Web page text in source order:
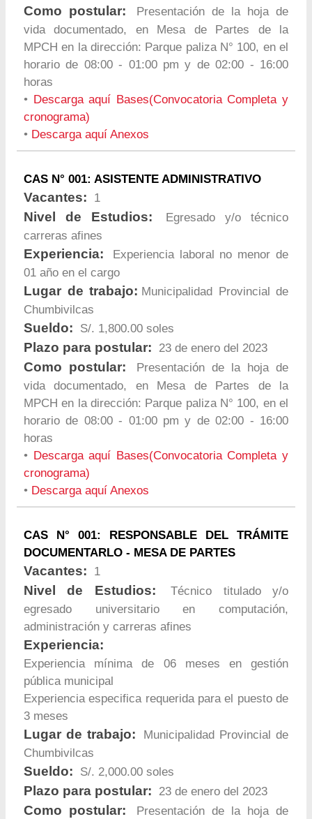
Como postular:
Presentación de la hoja de
vida documentado, en Mesa de Partes de la
MPCH en la dirección: Parque paliza N° 100, en el
horario de 08:00 - 01:00 pm y de 02:00 - 16:00
horas
•
Descarga aquí Bases(Convocatoria Completa y
cronograma)
• Descarga aquí Anexos
CAS N° 001: ASISTENTE ADMINISTRATIVO
Vacantes: 1
Nivel de Estudios:
Egresado y/o técnico
carreras afines
Experiencia:
Experiencia laboral no menor de
01 año en el cargo
Lugar de trabajo: Municipalidad Provincial de
Chumbivilcas
Sueldo: S/. 1,800.00 soles
Plazo para postular: 23 de enero del 2023
Como postular:
Presentación de la hoja de
vida documentado, en Mesa de Partes de la
MPCH en la dirección: Parque paliza N° 100, en el
horario de 08:00 - 01:00 pm y de 02:00 - 16:00
horas
•
Descarga aquí Bases(Convocatoria Completa y
cronograma)
• Descarga aquí Anexos
CAS N° 001: RESPONSABLE DEL TRÁMITE
DOCUMENTARLO - MESA DE PARTES
Vacantes: 1
Nivel de Estudios:
Técnico titulado y/o
egresado universitario en computación,
administración y carreras afines
Experiencia:
Experiencia mínima de 06 meses en gestión
pública municipal
Experiencia especifica requerida para el puesto de
3 meses
Lugar de trabajo:
Municipalidad Provincial de
Chumbivilcas
Sueldo: S/. 2,000.00 soles
Plazo para postular: 23 de enero del 2023
Como postular:
Presentación de la hoja de